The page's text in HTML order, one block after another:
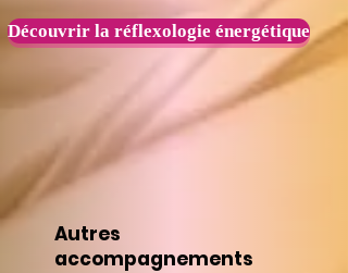
Découvrir la réflexologie énergétique
Autres
accompagnements